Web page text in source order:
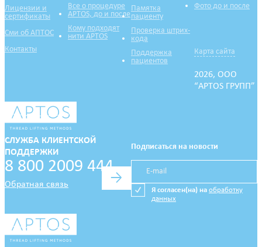
Лицензии и
сертификаты
Сми об АПТОС
Контакты
Все о процедуре
APTOS, до и после
Кому подходят
нити APTOS
Памятка
пациенту
Проверка штрих-
кода
Поддержка
пациентов
Фото до и после
Карта сайта
2026, ООО
“APTOS ГРУПП”
СЛУЖБА КЛИЕНТСКОЙ
ПОДДЕРЖКИ
8 800 2009 444
Обратная связь
Подписаться на новости
→
Я согласен(на) на обработку
данных